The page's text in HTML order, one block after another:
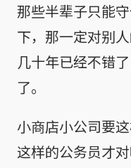
那些半辈子只能
下，那一定对别
几十年已经不错
了。
小商店小公司要
这样的公务员才对